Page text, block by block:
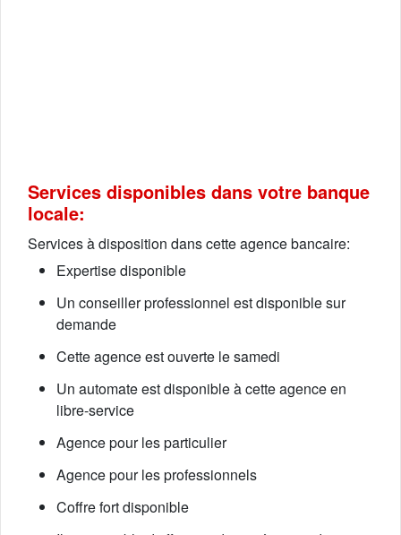
Services disponibles dans votre banque
locale:
Services à disposition dans cette agence bancaire:
Expertise disponible
Un conseiller professionnel est disponible sur
demande
Cette agence est ouverte le samedi
Un automate est disponible à cette agence en
libre-service
Agence pour les particulier
Agence pour les professionnels
Coffre fort disponible